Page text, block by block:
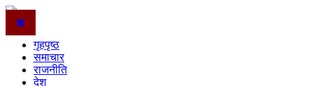
गृहपृष्ठ
समाचार
राजनीति
देश